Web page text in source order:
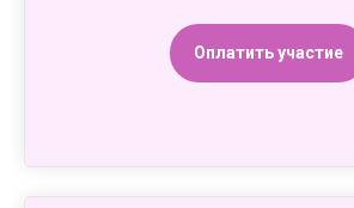
Оплатить участие